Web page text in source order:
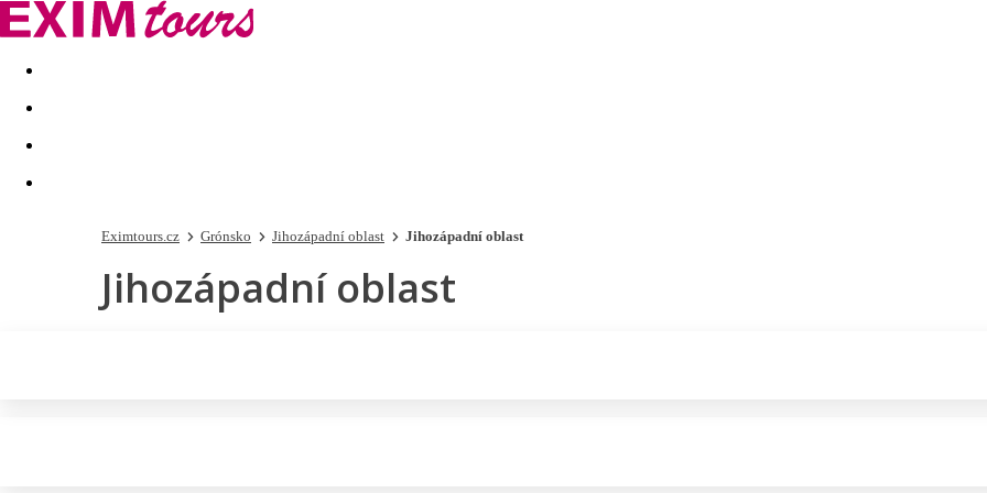
Akční nabídky Last minute
Eximtours.cz Grónsko Jihozápadní oblast Jihozápadní oblast
Jihozápadní oblast